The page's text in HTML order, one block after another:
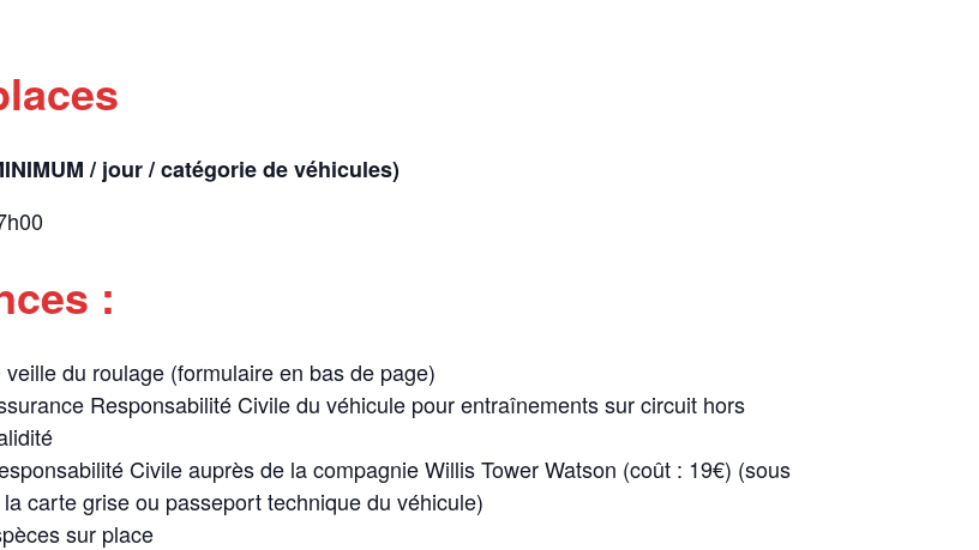
/ jour / catégorie de véhicules)
:
du roulage (formulaire en bas de page)
Responsabilité Civile du véhicule pour entraînements sur circuit hors
Civile auprès de la compagnie Willis Tower Watson (coût : 19€) (sous
carte grise ou passeport technique du véhicule)
sur place